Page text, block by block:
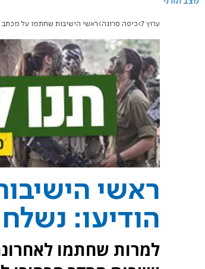
ערוץ 7 כיפה סרוגה ראשי הישיבות שחתמו על מכתב
ראשי
הודיעו:
למרות שחתמו